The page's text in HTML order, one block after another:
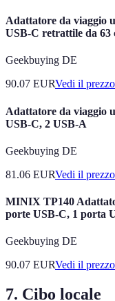
Adattatore da viaggio
USB-C retrattile da 63
Geekbuying DE
90.07 EURVedi il prezzo
Adattatore da viaggio
USB-C, 2 USB-A
Geekbuying DE
81.06 EURVedi il prezzo
MINIX TP140
porte USB-C, 1 porta
Geekbuying DE
90.07 EURVedi il prezzo
7. Cibo locale